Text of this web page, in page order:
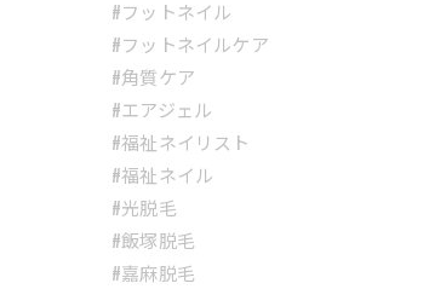
#フットネイル
#フットネイルケア
#角質ケア
#エアジェル
#福祉ネイリスト
#福祉ネイル
#光脱毛
#飯塚脱毛
#嘉麻脱毛